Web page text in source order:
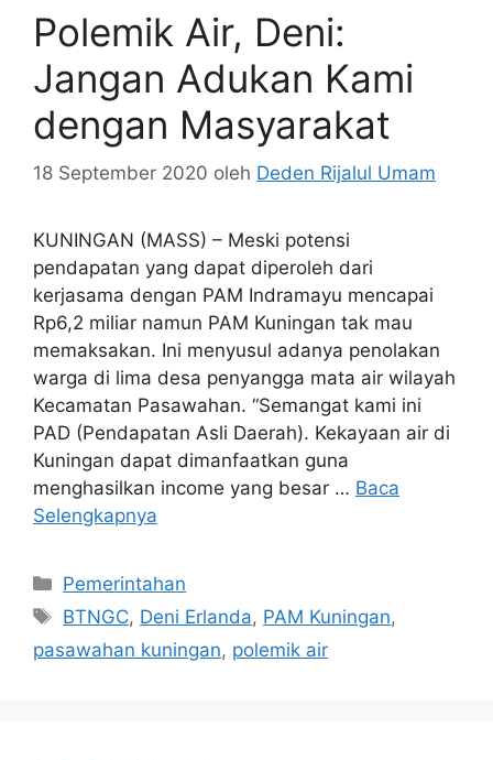
Polemik Air, Deni:
Jangan Adukan Kami
dengan Masyarakat
18 September 2020 oleh Deden Rijalul Umam
KUNINGAN (MASS) – Meski potensi
pendapatan yang dapat diperoleh dari
kerjasama dengan PAM Indramayu mencapai
Rp6,2 miliar namun PAM Kuningan tak mau
memaksakan. Ini menyusul adanya penolakan
warga di lima desa penyangga mata air wilayah
Kecamatan Pasawahan. “Semangat kami ini
PAD (Pendapatan Asli Daerah). Kekayaan air di
Kuningan dapat dimanfaatkan guna
menghasilkan income yang besar … Baca
Selengkapnya
Kategori
Pemerintahan
Tag
BTNGC, Deni Erlanda, PAM Kuningan,
pasawahan kuningan, polemik air